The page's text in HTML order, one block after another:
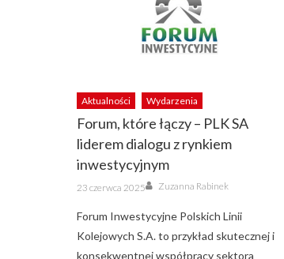
Aktualności Wydarzenia
Forum, które łączy – PLK SA
liderem dialogu z rynkiem
inwestycyjnym
Posted
on
23 czerwca 2025 Author
Zuzanna Rabinek
Forum Inwestycyjne Polskich Linii
Kolejowych S.A. to przykład skutecznej i
konsekwentnej współpracy sektora